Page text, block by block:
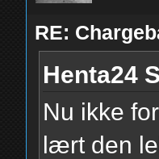
RE:
Henta24
Nu ikke
lært den